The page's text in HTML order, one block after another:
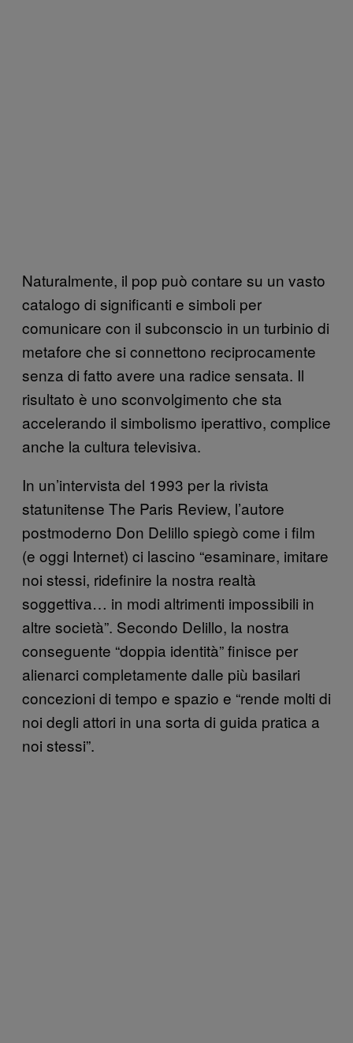
Naturalmente, il pop può contare su un vasto
catalogo di significanti e simboli per
comunicare con il subconscio in un turbinio di
metafore che si connettono reciprocamente
senza di fatto avere una radice sensata. Il
risultato è uno sconvolgimento che sta
accelerando il simbolismo iperattivo, complice
anche la cultura televisiva.
In un’intervista del 1993 per la rivista
statunitense The Paris Review, l’autore
postmoderno Don Delillo spiegò come i film
(e oggi Internet) ci lascino “esaminare, imitare
noi stessi, ridefinire la nostra realtà
soggettiva… in modi altrimenti impossibili in
altre società”. Secondo Delillo, la nostra
conseguente “doppia identità” finisce per
alienarci completamente dalle più basilari
concezioni di tempo e spazio e “rende molti di
noi degli attori in una sorta di guida pratica a
noi stessi”.